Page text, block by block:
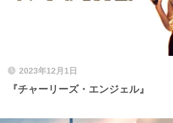
2023年12月1日
『チャーリーズ・エンジェル』